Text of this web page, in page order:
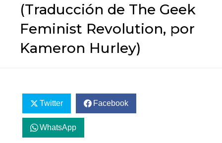
(Traducción de The Geek
Feminist Revolution, por
Kameron Hurley)
Twitter Facebook
WhatsApp